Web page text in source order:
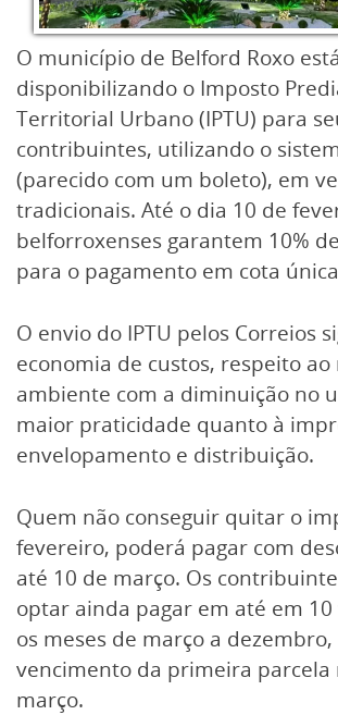
O município de Belford Roxo está
disponibilizando o Imposto
Territorial Urbano (IPTU) para
contribuintes, utilizando o
(parecido com um boleto), em
tradicionais. Até o dia 10 de
belforroxenses garantem 10%
para o pagamento em cota
O envio do IPTU pelos Correios
economia de custos, respeito ao
ambiente com a diminuição no
maior praticidade quanto à
envelopamento e distribuição.
Quem não conseguir quitar o
fevereiro, poderá pagar com
até 10 de março. Os
optar ainda pagar em até em 10
os meses de março a dezembro,
vencimento da primeira parcela
março.